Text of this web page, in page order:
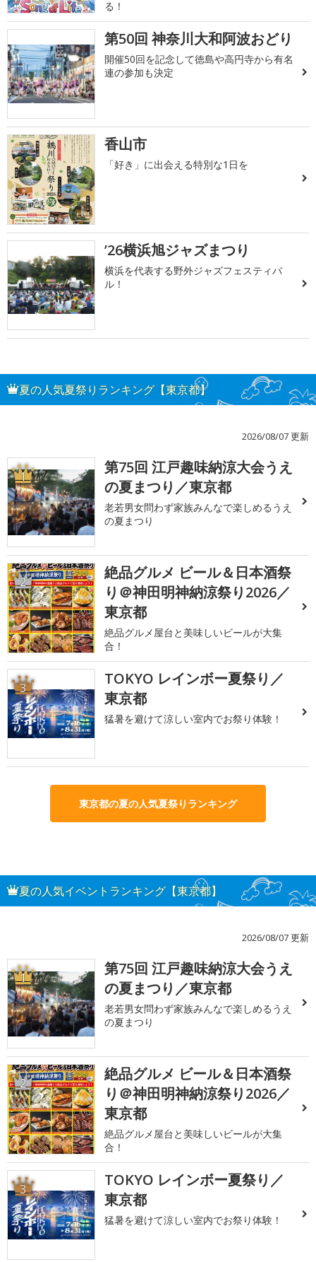
る！
第50回 神奈川大和阿波おどり
開催50回を記念して徳島や高円寺から有名
連の参加も決定
香山市
「好き」に出会える特別な1日を
’26横浜旭ジャズまつり
横浜を代表する野外ジャズフェスティバ
ル！
夏の人気夏祭りランキング【東京都】
2026/08/07 更新
1
第75回 江戸趣味納涼大会うえ
の夏まつり／東京都
老若男女問わず家族みんなで楽しめるうえ
の夏まつり
2
絶品グルメ ビール＆日本酒祭
り＠神田明神納涼祭り2026／
東京都
絶品グルメ屋台と美味しいビールが大集
合！
3
TOKYO レインボー夏祭り／
東京都
猛暑を避けて涼しい室内でお祭り体験！
東京都の夏の人気夏祭りランキング
夏の人気イベントランキング【東京都】
2026/08/07 更新
1
第75回 江戸趣味納涼大会うえ
の夏まつり／東京都
老若男女問わず家族みんなで楽しめるうえ
の夏まつり
2
絶品グルメ ビール＆日本酒祭
り＠神田明神納涼祭り2026／
東京都
絶品グルメ屋台と美味しいビールが大集
合！
3
TOKYO レインボー夏祭り／
東京都
猛暑を避けて涼しい室内でお祭り体験！